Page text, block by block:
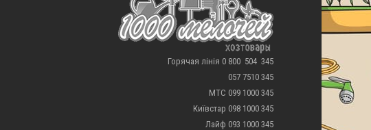
Горячая лінія 0 800 504 345
057 7510 345
МТС 099 1000 345
Київстар 098 1000 345
Лайф 093 1000 345